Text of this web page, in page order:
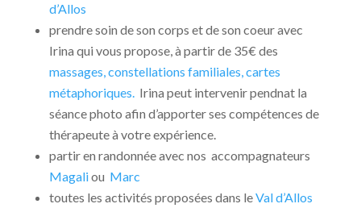
d’Allos
prendre soin de son corps et de son coeur avec
Irina qui vous propose, à partir de 35€ des
massages, constellations familiales, cartes
métaphoriques.Irina peut intervenir pendnat la
séance photo afin d’apporter ses compétences de
thérapeute à votre expérience.
partir en randonnée avec nos accompagnateurs
Magaliou Marc
toutes les activités proposées dans leVal d’Allos